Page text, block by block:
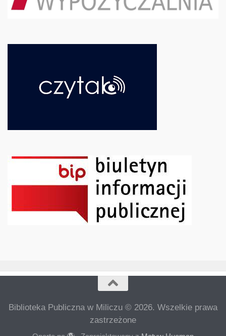
Biblioteka Publiczna w Miliczu © 2026. Wszelkie prawa
zastrzeżone